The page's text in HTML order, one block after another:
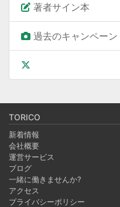
著者サイン本
過去のキャンペーン
TORICO
新着情報
会社概要
運営サービス
ブログ
一緒に働きませんか?
アクセス
プライバシーポリシー